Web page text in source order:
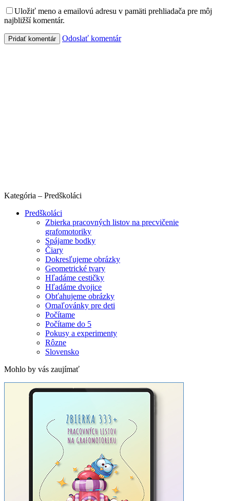
Uložiť meno a emailovú adresu v pamäti prehliadača pre môj
najbližší komentár.
Odoslať komentár
Kategória – Predškoláci
Predškoláci
Zbierka pracovných listov na precvičenie
grafomotoriky
Spájame bodky
Čiary
Dokresľujeme obrázky
Geometrické tvary
Hľadáme cestičky
Hľadáme dvojice
Obťahujeme obrázky
Omaľovánky pre deti
Počítame
Počítame do 5
Pokusy a experimenty
Rôzne
Slovensko
Mohlo by vás zaujímať